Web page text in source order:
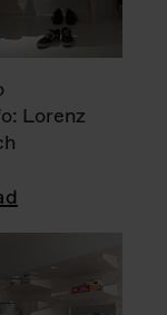
Lorenz